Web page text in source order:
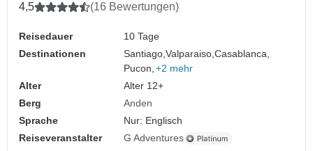
4,5 (16 Bewertungen)
Reisedauer
10 Tage
Destinationen
Santiago,Valparaiso,Casablanca,
Pucon, +2 mehr
Alter
Alter 12+
Berg
Anden
Sprache
Nur: Englisch
Reiseveranstalter
G Adventures